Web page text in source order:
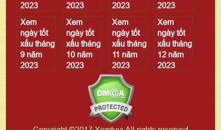
2023
2023
2023
2023
Xem
ngày tốt
xấu tháng
9 năm
2023
Xem
ngày tốt
xấu tháng
10 năm
2023
Xem
ngày tốt
xấu tháng
11 năm
2023
Xem
ngày tốt
xấu tháng
12 năm
2023